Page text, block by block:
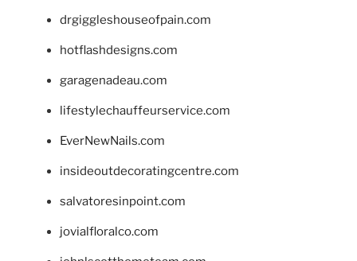
drgiggleshouseofpain.com
hotflashdesigns.com
garagenadeau.com
lifestylechauffeurservice.com
EverNewNails.com
insideoutdecoratingcentre.com
salvatoresinpoint.com
jovialfloralco.com